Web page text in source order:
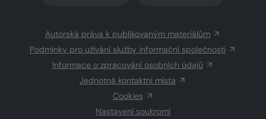
Autorská práva k publikovaným materiálům
Podmínky pro užívání služby informační společnosti
Informace o zpracování osobních údajů
Jednotná kontaktní místa
Cookies
Nastavení soukromí